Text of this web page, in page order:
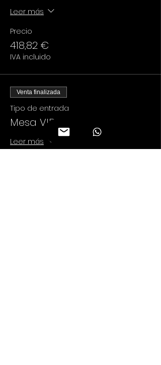
Leer más
Precio
418,82 €
IVA incluido
Venta finalizada
Tipo de entrada
Mesa VIP
Leer más